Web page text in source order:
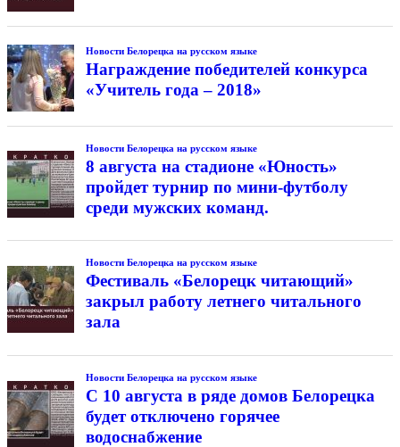
Новости Белорецка на русском языке
Награждение победителей конкурса
«Учитель года – 2018»
Новости Белорецка на русском языке
8 августа на стадионе «Юность»
пройдет турнир по мини-футболу
среди мужских команд.
Новости Белорецка на русском языке
Фестиваль «Белорецк читающий»
закрыл работу летнего читального
зала
Новости Белорецка на русском языке
С 10 августа в ряде домов Белорецка
будет отключено горячее
водоснабжение